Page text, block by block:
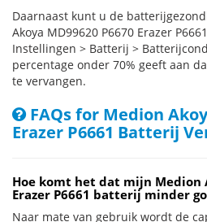
Daarnaast kunt u de
Akoya MD99620 P6670 Erazer
Instellingen > Batterij >
percentage onder 70% geeft aan
te vervangen.
FAQs for Medion
Erazer P6661 Batterij
Hoe komt het dat mijn Medion
Erazer P6661 batterij minder
Naar mate van gebruik wordt de